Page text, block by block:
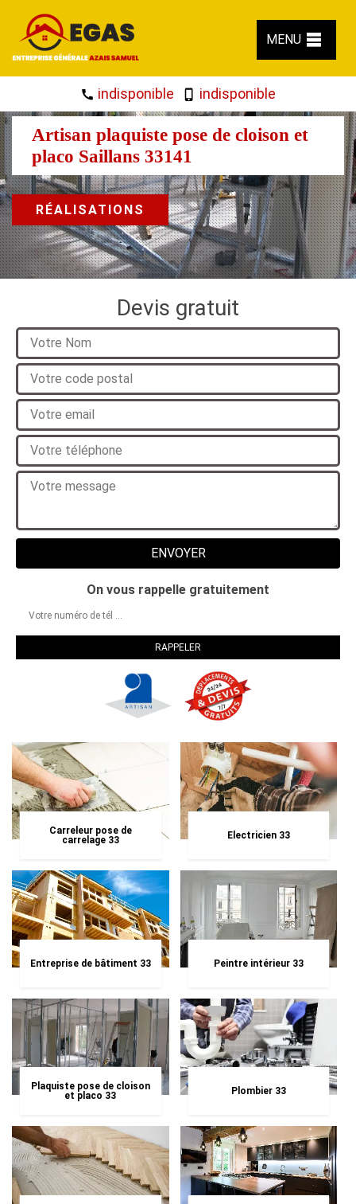
MENU
indisponible indisponible
Artisan plaquiste pose de cloison et
placo Saillans 33141
RÉALISATIONS
Devis gratuit
On vous rappelle gratuitement
Carreleur pose de
carrelage 33
Electricien 33
Entreprise de bâtiment 33 Peintre intérieur 33
Plaquiste pose de cloison
et placo 33
Plombier 33